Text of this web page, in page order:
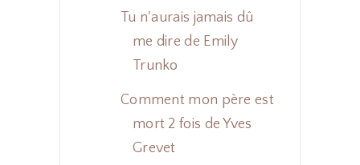
Tu n'aurais jamais dû
me dire de Emily
Trunko
Comment mon père est
mort 2 fois de Yves
Grevet